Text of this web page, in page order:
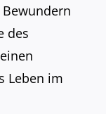
Bewundern
des
Leben im